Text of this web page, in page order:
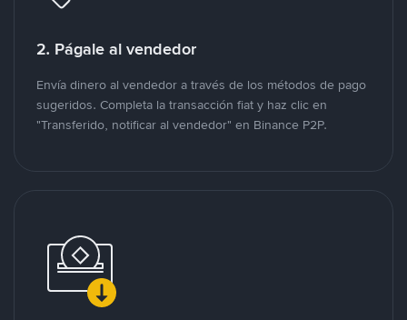
2. Págale al vendedor
Envía dinero al vendedor a través de los métodos de pago
sugeridos. Completa la transacción fiat y haz clic en
"Transferido, notificar al vendedor" en Binance P2P.